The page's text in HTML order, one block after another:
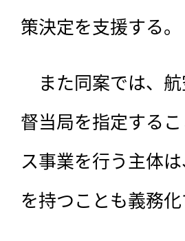
策決定を支援する。
また同案では、
督当局を指定する
ス事業を行う主体
を持つことも義務化